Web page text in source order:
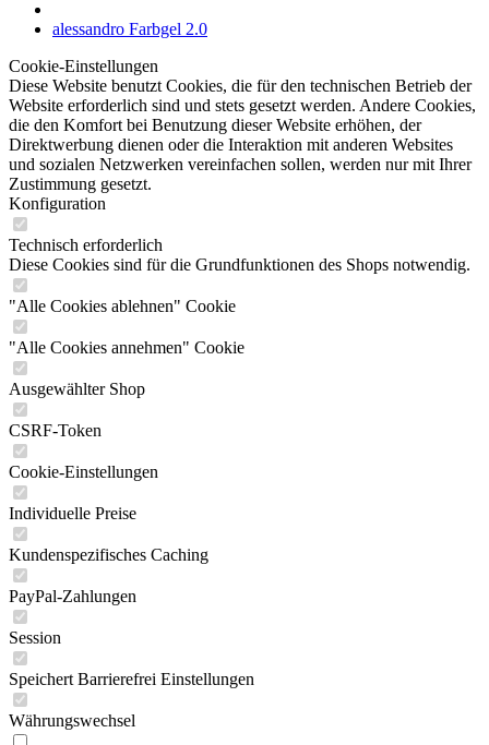
alessandro Farbgel 2.0
Cookie-Einstellungen
Diese Website benutzt Cookies, die für den technischen Betrieb der
Website erforderlich sind und stets gesetzt werden. Andere Cookies,
die den Komfort bei Benutzung dieser Website erhöhen, der
Direktwerbung dienen oder die Interaktion mit anderen Websites
und sozialen Netzwerken vereinfachen sollen, werden nur mit Ihrer
Zustimmung gesetzt.
Konfiguration
Technisch erforderlich
Diese Cookies sind für die Grundfunktionen des Shops notwendig.
"Alle Cookies ablehnen" Cookie
"Alle Cookies annehmen" Cookie
Ausgewählter Shop
CSRF-Token
Cookie-Einstellungen
Individuelle Preise
Kundenspezifisches Caching
PayPal-Zahlungen
Session
Speichert Barrierefrei Einstellungen
Währungswechsel